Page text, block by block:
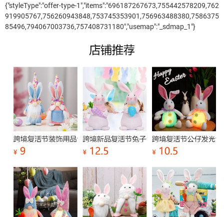
{"styleType":"offer-type-1","items":"696187267673,755442578209,762
919905767,756260943848,753745353901,756963488380,7586375
85496,794067003736,757408731180","usemap":"_sdmap_1"}
Size Display
尺寸展示